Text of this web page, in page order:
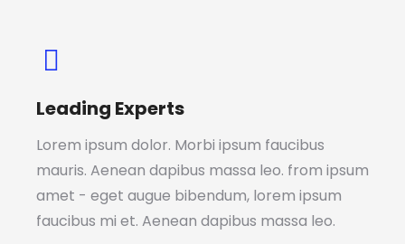
Leading Experts
Lorem ipsum dolor. Morbi ipsum faucibus
mauris. Aenean dapibus massa leo. from ipsum
amet - eget augue bibendum, lorem ipsum
faucibus mi et. Aenean dapibus massa leo.